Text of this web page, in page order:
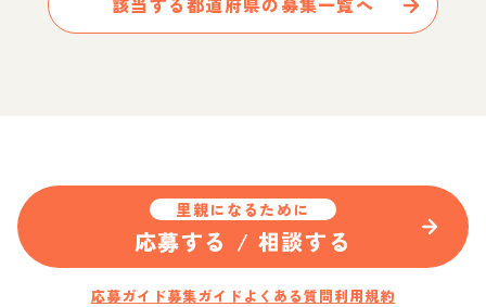
里親になるために
応募する / 相談する
応募ガイド募集ガイド よくある質問利用規約